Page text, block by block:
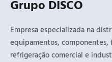
Grupo DISCO
Empresa especializada na
equipamentos, componentes,
refrigeração comercial e